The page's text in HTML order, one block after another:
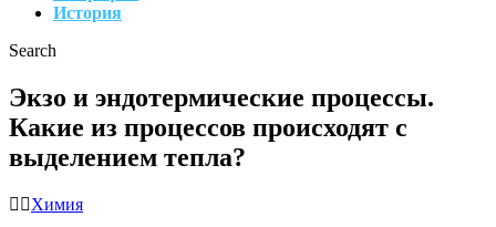
История
Search
Экзо и эндотермические процессы.
Какие из процессов происходят с
выделением тепла?
Химия